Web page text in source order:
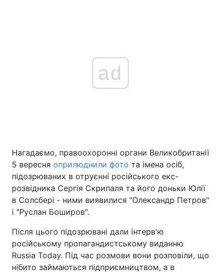
ad
Нагадаємо, правоохоронні органи Великобританії
5 вересня оприлюднили фото та імена осіб,
підозрюваних в отруєнні російського екс-
розвідника Сергія Скрипаля та його доньки Юлії
в Солсбері - ними виявилися "Олександр Петров"
і "Руслан Боширов".
Після цього підозрювані дали інтерв'ю
російському пропагандистському виданню
Russia Today. Під час розмови вони розповіли, що
нібито займаються підприємництвом, а в